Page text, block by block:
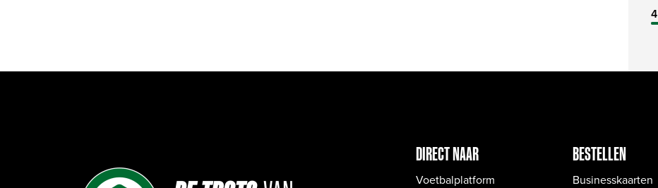
4
DIRECT NAAR
Voetbalplatform
BESTELLEN
Businesskaarten